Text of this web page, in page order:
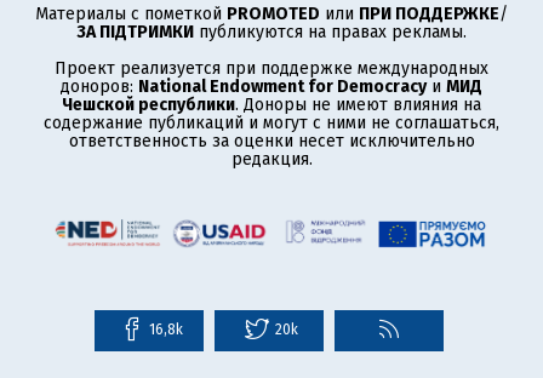
Материалы с пометкой PROMOTED или ПРИ ПОДДЕРЖКЕ/
ЗА ПІДТРИМКИ публикуются на правах рекламы.
Проект реализуется при поддержке международных
доноров: National Endowment for Democracyи МИД
Чешской республики. Доноры не имеют влияния на
содержание публикаций и могут с ними не соглашаться,
ответственность за оценки несет исключительно
редакция.
16,8k 20k